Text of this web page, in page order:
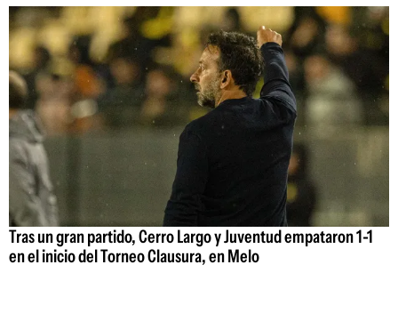
Tras un gran partido, Cerro Largo y Juventud empataron 1-1
en el inicio del Torneo Clausura, en Melo